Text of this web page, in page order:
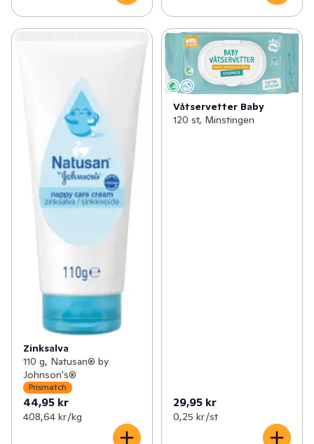
Zinksalva
110 g, Natusan® by
Johnson's®
Prismatch
44,95 kr
408,64 kr /kg
Våtservetter Baby
120 st, Minstingen
29,95 kr
0,25 kr /st